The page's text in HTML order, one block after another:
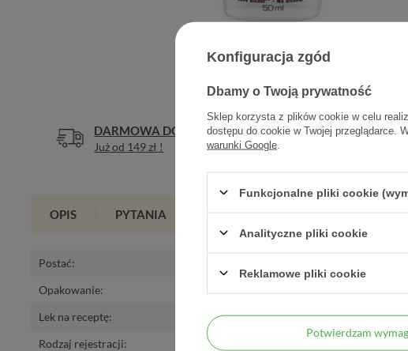
DARMOWA DOSTAWA
Już od 149 zł !
DOŚWIADCZENIE
OPIS PYTANIA
Postać:
Opakowanie:
Lek na receptę:
nie
Rodzaj rejestracji:
Konfiguracja zgód
Dbamy o Twoją prywatność
Sklep korzysta z plików cookie w celu
dostępu do cookie w Twojej przeglądarce.
warunki Google
Funkcjonalne pliki cookie
Analityczne pliki cookie
Reklamowe pliki cookie
Potwierdzam